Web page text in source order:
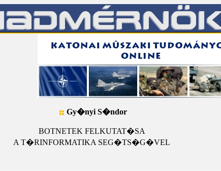
Gy�nyi S�ndor
BOTNETEK FELKUTAT�SA
A T�RINFORMATIKA SEG�TS�G�VEL